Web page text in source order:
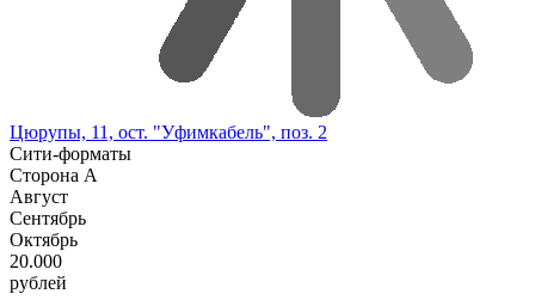
Цюрупы, 11, ост. "Уфимкабель", поз. 2
Сити-форматы
Сторона А
Август
Сентябрь
Октябрь
20.000
рублей